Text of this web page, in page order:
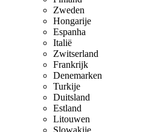
Zweden
Hongarije
Espanha
Italië
Zwitserland
Frankrijk
Denemarken
Turkije
Duitsland
Estland
Litouwen
Slowakije